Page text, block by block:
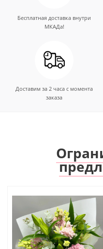
Бесплатная доставка внутри
МКАДа!
Доставим за 2 часа с момента
заказа